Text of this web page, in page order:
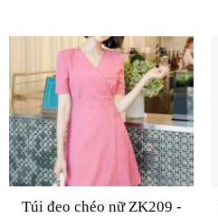
Túi đeo chéo nữ ZK209 -